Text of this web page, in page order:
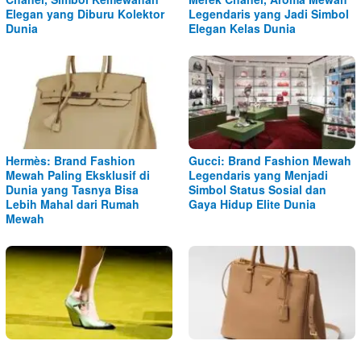
Elegan yang Diburu Kolektor
Dunia
Legendaris yang Jadi Simbol
Elegan Kelas Dunia
Hermès: Brand Fashion
Mewah Paling Eksklusif di
Dunia yang Tasnya Bisa
Lebih Mahal dari Rumah
Mewah
Gucci: Brand Fashion Mewah
Legendaris yang Menjadi
Simbol Status Sosial dan
Gaya Hidup Elite Dunia